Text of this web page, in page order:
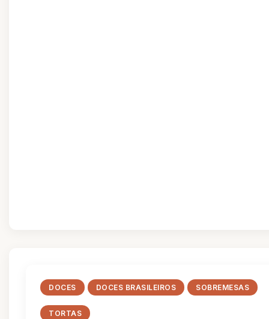
DOCES DOCES BRASILEIROS SOBREMESAS
TORTAS